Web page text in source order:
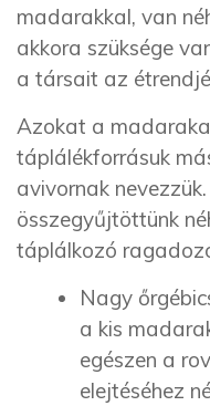
madarakkal, van
akkora szüksége
a társait az
Azokat a
táplálékforrásuk
avivornak
összegyűjtöttünk
táplálkozó
Nagy
a kis
egészen a
elejtéséhez